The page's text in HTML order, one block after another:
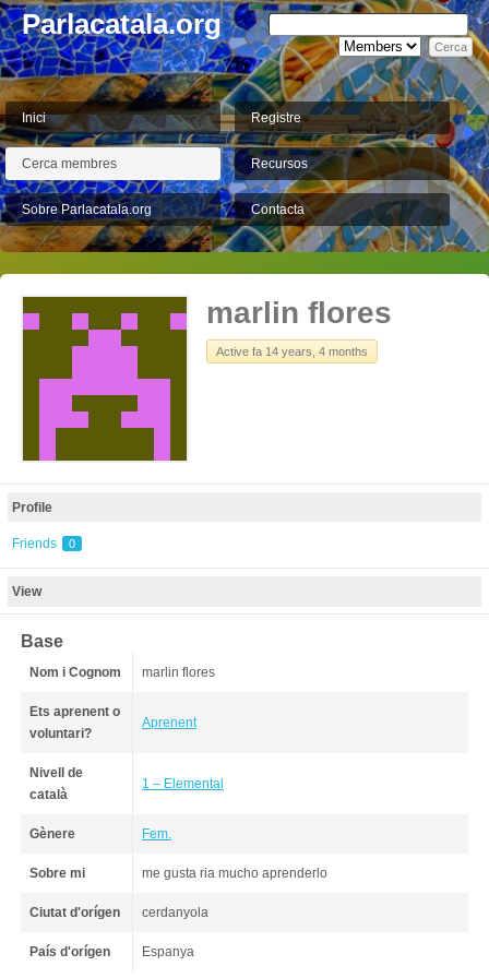
Parlacatala.org
Inici Registre
Cerca membres Recursos
Sobre Parlacatala.org Contacta
marlin flores
Active fa 14 years, 4 months
Profile
Friends 0
View
Base
Nom i Cognom marlin flores
Ets aprenent o
voluntari?
Aprenent
Nivell de
català
1 – Elemental
Gènere Fem.
Sobre mi me gusta ria mucho aprenderlo
Ciutat d'orígen cerdanyola
País d'orígen Espanya